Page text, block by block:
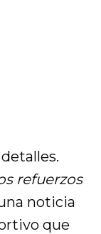
refuerzos
noticia
que